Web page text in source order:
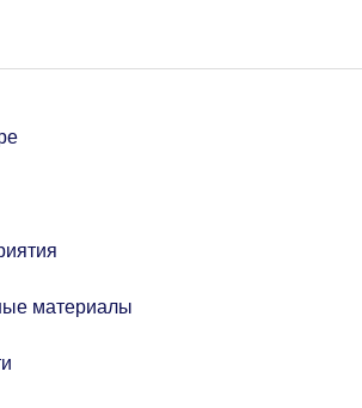
материалы